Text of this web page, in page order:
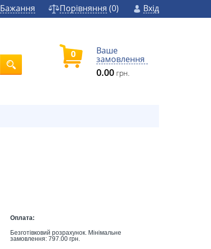
Бажання Порівняння (0) Вхід
0 Ваше
замовлення
0.00грн.
Оплата:
Безготівковий розрахунок. Мінімальне
замовлення: 797.00 грн.